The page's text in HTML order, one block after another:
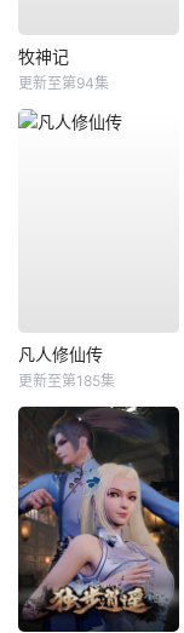
牧神记
更新至第94集
凡人修仙传
更新至第185集